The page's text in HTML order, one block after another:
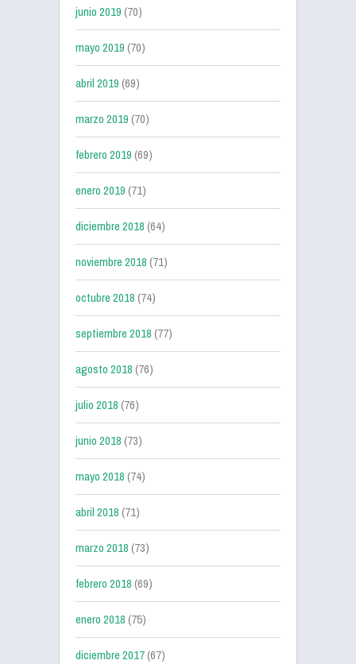
junio 2019(70)
mayo 2019(70)
abril 2019(69)
marzo 2019(70)
febrero 2019(69)
enero 2019(71)
diciembre 2018(64)
noviembre 2018(71)
octubre 2018(74)
septiembre 2018(77)
agosto 2018(76)
julio 2018(76)
junio 2018(73)
mayo 2018(74)
abril 2018(71)
marzo 2018(73)
febrero 2018(69)
enero 2018(75)
diciembre 2017(67)